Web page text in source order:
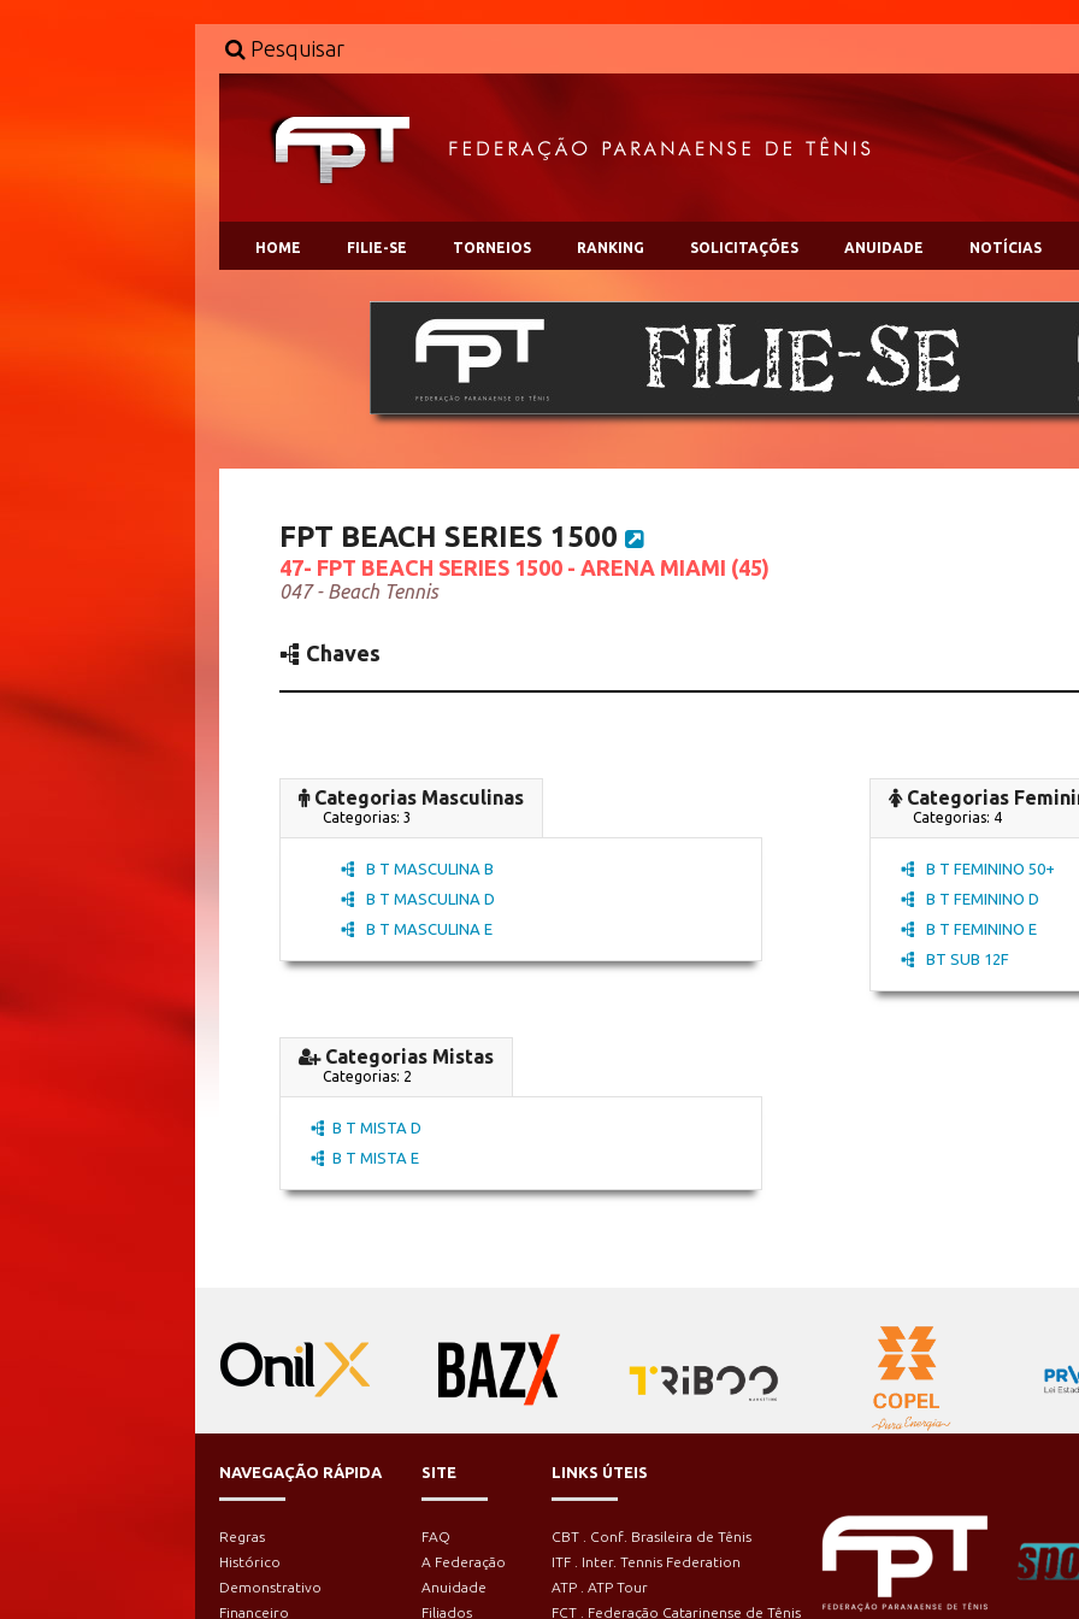
Pesquisar
HOME FILIE-SE TORNEIOS RANKING SOLICITAÇÕES ANUIDADE NOTÍCIAS
FPT BEACH SERIES 1500
47- FPT BEACH SERIES 1500 - ARENA MIAMI (45)
047 - Beach Tennis
Chaves
Categorias Masculinas
Categorias: 3
B T MASCULINA B
B T MASCULINA D
B T MASCULINA E
Categorias
Categorias: 4
B T FEMININO 50+
B T FEMININO D
B T FEMININO E
BT SUB 12F
Categorias Mistas
Categorias: 2
B T MISTA D
B T MISTA E
NAVEGAÇÃO RÁPIDA
Regras
Histórico
Demonstrativo
Financeiro
SITE
FAQ
A Federação
Anuidade
Filiados
LINKS ÚTEIS
CBT . Conf. Brasileira de Tênis
ITF . Inter. Tennis Federation
ATP . ATP Tour
FCT . Federação Catarinense de Tênis